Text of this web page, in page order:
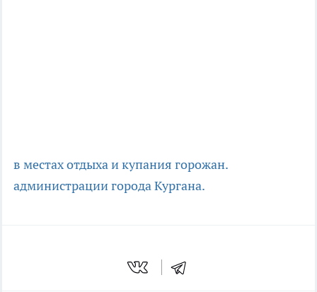
в местах отдыха и купания горожан.
администрации города Кургана.